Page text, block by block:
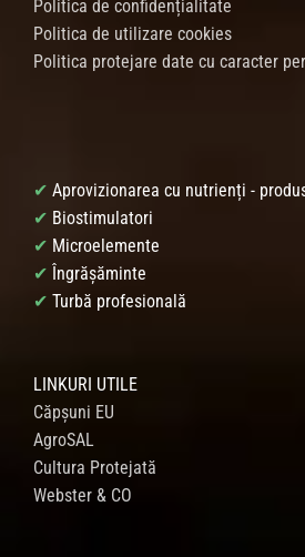
Politica de confidențialitate
Politica de utilizare cookies
Politica protejare date cu caracter
✔ Aprovizionarea cu nutrienți -
✔ Biostimulatori
✔ Microelemente
✔ Îngrășăminte
✔ Turbă profesională
LINKURI UTILE
Căpșuni EU
AgroSAL
Cultura Protejată
Webster & CO